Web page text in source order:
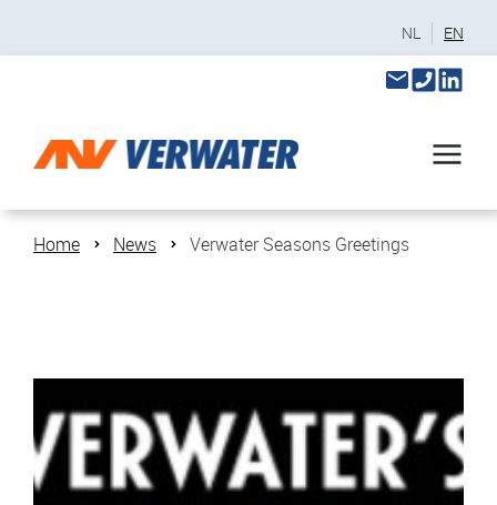
NL EN
Home News Verwater Seasons Greetings